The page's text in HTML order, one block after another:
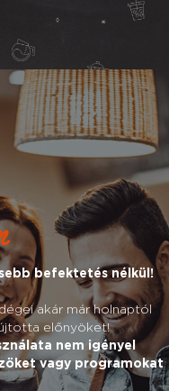
befektetés nélkül!
akár már holnaptól
előnyöket!
nem igényel
vagy programokat